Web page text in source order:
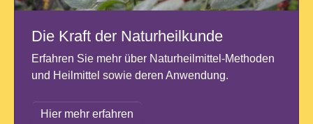
Die Kraft der Naturheilkunde
Erfahren Sie mehr über Naturheilmittel-Methoden
und Heilmittel sowie deren Anwendung.
Hier mehr erfahren